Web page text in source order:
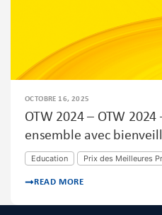
OCTOBRE 16, 2025
OTW 2024 – OTW
ensemble avec
Education Prix des Meilleures
READ MORE